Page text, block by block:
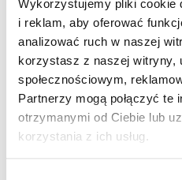
Wykorzystujemy pliki cookie
i reklam, aby oferować
analizować ruch w naszej
korzystasz z naszej witryny,
społecznościowym,
Partnerzy mogą połączyć te
otrzymanymi od Ciebie lub
korzystania z ich usług.
Równe
Twoja orientacyjna rata
2 523 zł